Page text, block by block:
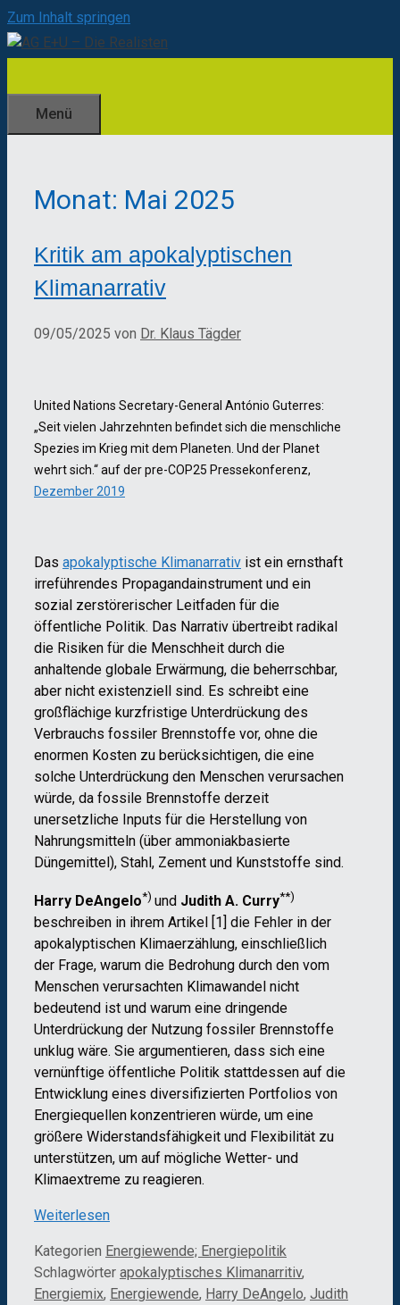
Zum Inhalt springen
Menü
Monat: Mai 2025
Kritik am apokalyptischen
Klimanarrativ
09/05/2025 von Dr. Klaus Tägder
United Nations Secretary-General António Guterres:
„Seit vielen Jahrzehnten befindet sich die menschliche
Spezies im Krieg mit dem Planeten. Und der Planet
wehrt sich.“ auf der pre-COP25 Pressekonferenz,
Dezember 2019
Das apokalyptische Klimanarrativ ist ein ernsthaft
irreführendes Propagandainstrument und ein
sozial zerstörerischer Leitfaden für die
öffentliche Politik. Das Narrativ übertreibt radikal
die Risiken für die Menschheit durch die
anhaltende globale Erwärmung, die beherrschbar,
aber nicht existenziell sind. Es schreibt eine
großflächige kurzfristige Unterdrückung des
Verbrauchs fossiler Brennstoffe vor, ohne die
enormen Kosten zu berücksichtigen, die eine
solche Unterdrückung den Menschen verursachen
würde, da fossile Brennstoffe derzeit
unersetzliche Inputs für die Herstellung von
Nahrungsmitteln (über ammoniakbasierte
Düngemittel), Stahl, Zement und Kunststoffe sind.
Harry DeAngelo*) und Judith A. Curry**)
beschreiben in ihrem Artikel [1] die Fehler in der
apokalyptischen Klimaerzählung, einschließlich
der Frage, warum die Bedrohung durch den vom
Menschen verursachten Klimawandel nicht
bedeutend ist und warum eine dringende
Unterdrückung der Nutzung fossiler Brennstoffe
unklug wäre. Sie argumentieren, dass sich eine
vernünftige öffentliche Politik stattdessen auf die
Entwicklung eines diversifizierten Portfolios von
Energiequellen konzentrieren würde, um eine
größere Widerstandsfähigkeit und Flexibilität zu
unterstützen, um auf mögliche Wetter- und
Klimaextreme zu reagieren.
Weiterlesen
Kategorien Energiewende; Energiepolitik
Schlagwörter apokalyptisches Klimanarritiv,
Energiemix, Energiewende, Harry DeAngelo, Judith